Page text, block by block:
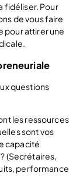
fidéliser. Pour
de vous faire
pour attirer une
questions
les ressources
sont vos
capacité
(Secrétaires,
performance